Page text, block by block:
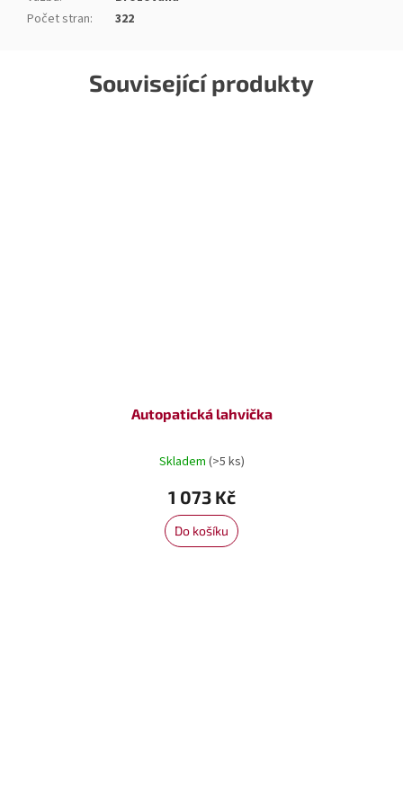
Související produkty
Autopatická lahvička
Skladem (>5 ks)
1 073 Kč
Do košíku
Počet stran: 322